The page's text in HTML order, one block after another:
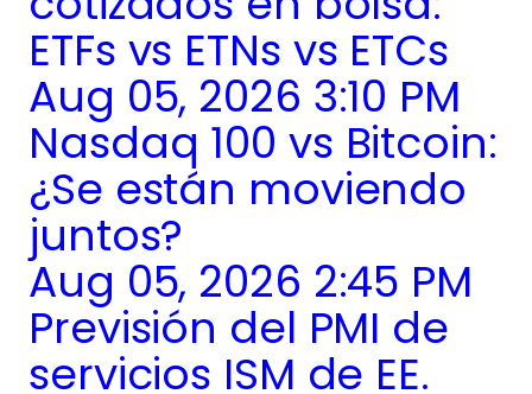
ETFs vs ETNs vs ETCs
Aug 05, 2026 3:10 PM
Nasdaq 100 vs Bitcoin:
¿Se están moviendo
juntos?
Aug 05, 2026 2:45 PM
Previsión del PMI de
servicios ISM de EE.